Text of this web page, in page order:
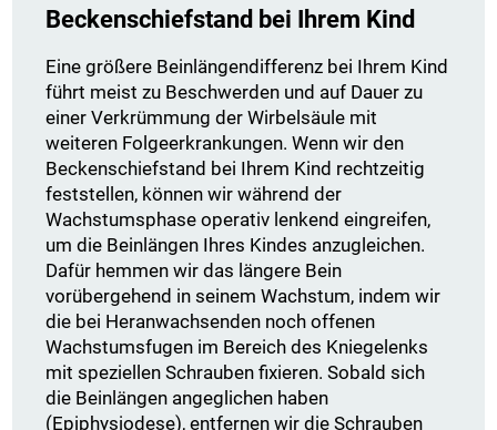
Beckenschiefstand bei Ihrem Kind
Eine größere Beinlängendifferenz bei Ihrem Kind
führt meist zu Beschwerden und auf Dauer zu
einer Verkrümmung der Wirbelsäule mit
weiteren Folgeerkrankungen. Wenn wir den
Beckenschiefstand bei Ihrem Kind rechtzeitig
feststellen, können wir während der
Wachstumsphase operativ lenkend eingreifen,
um die Beinlängen Ihres Kindes anzugleichen.
Dafür hemmen wir das längere Bein
vorübergehend in seinem Wachstum, indem wir
die bei Heranwachsenden noch offenen
Wachstumsfugen im Bereich des Kniegelenks
mit speziellen Schrauben fixieren. Sobald sich
die Beinlängen angeglichen haben
(Epiphysiodese), entfernen wir die Schrauben